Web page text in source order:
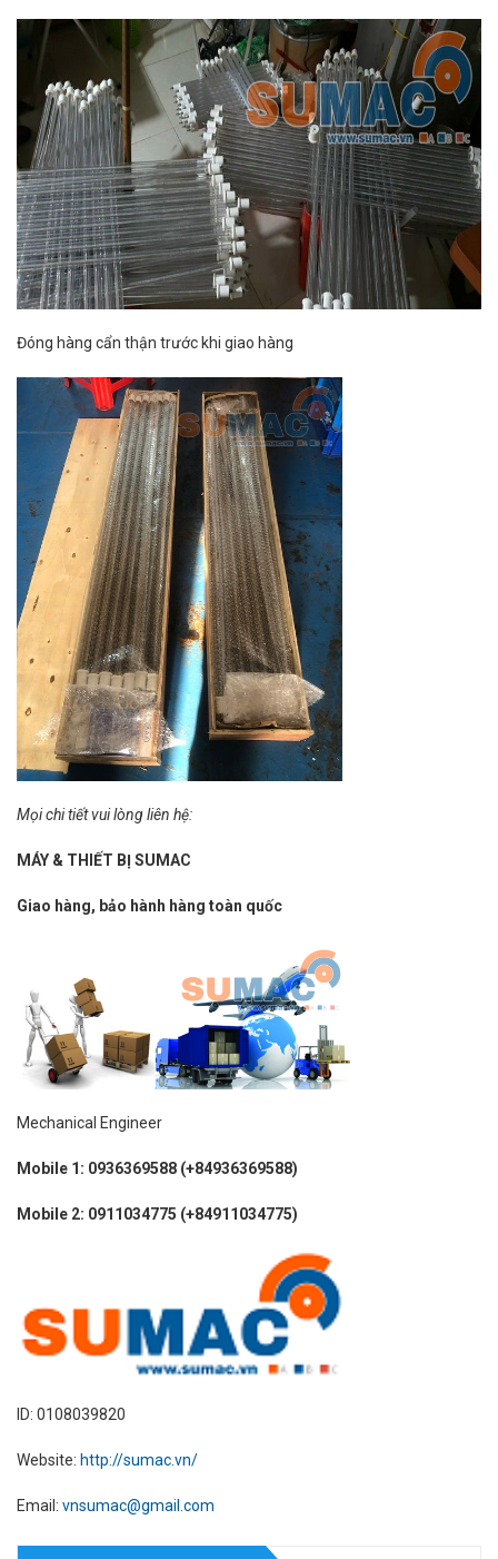
Đóng hàng cẩn thận trước khi giao hàng
Mọi chi tiết vui lòng liên hệ:
MÁY & THIẾT BỊ SUMAC
Giao hàng, bảo hành hàng toàn quốc
Mechanical Engineer
Mobile 1: 0936369588 (+84936369588)
Mobile 2: 0911034775 (+84911034775)
ID: 0108039820
Website: http://sumac.vn/
Email: vnsumac@gmail.com